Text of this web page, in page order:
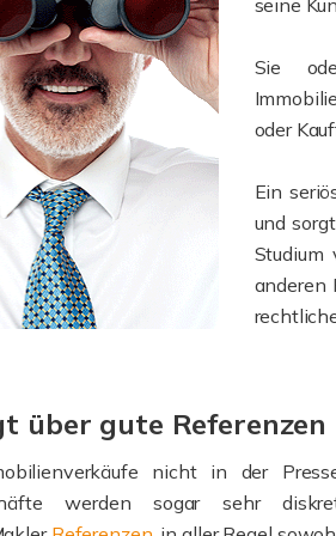
seine
Sie
oder
Ein
und
Studium
anderen
über gute Referenzen
nicht in der
werden sogar sehr